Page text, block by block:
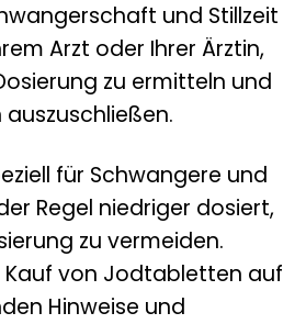
und Stillzeit
Arzt oder Ihrer Ärztin,
zu ermitteln und
auszuschließen.
für Schwangere und
Regel niedriger dosiert,
zu vermeiden.
Kauf von Jodtabletten auf
Hinweise und